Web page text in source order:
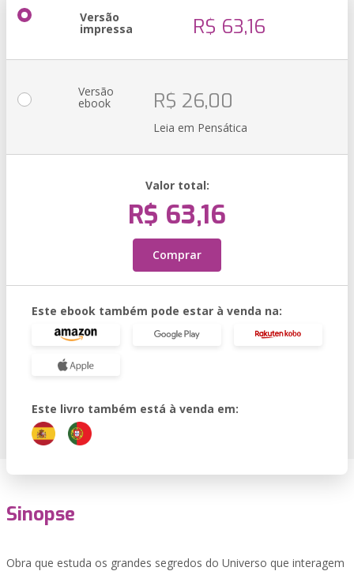
Versão
impressa R$ 63,16
Versão
ebook R$ 26,00
Leia em Pensática
Valor total:
R$ 63,16
Comprar
Este ebook também pode estar à venda na:
Este livro também está à venda em:
Sinopse
Obra que estuda os grandes segredos do Universo que interagem